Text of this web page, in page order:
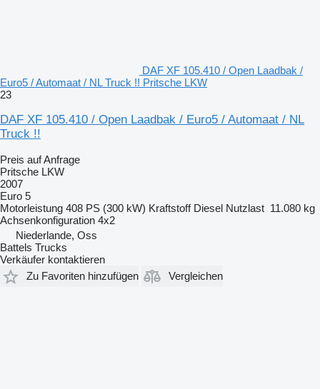
DAF XF 105.410 / Open Laadbak /
Euro5 / Automaat / NL Truck !! Pritsche LKW
23
DAF XF 105.410 / Open Laadbak / Euro5 / Automaat / NL
Truck !!
Preis auf Anfrage
Pritsche LKW
2007
Euro 5
Motorleistung 408 PS (300 kW) Kraftstoff Diesel Nutzlast 11.080 kg
Achsenkonfiguration 4x2
Niederlande, Oss
Battels Trucks
Verkäufer kontaktieren
Zu Favoriten hinzufügen
Vergleichen